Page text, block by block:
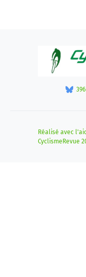
396
Réalisé avec
CyclismeRevue